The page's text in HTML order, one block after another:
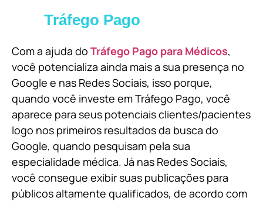
Tráfego Pago
Com a ajuda do Tráfego Pago para Médicos,
você potencializa ainda mais a sua presença no
Google e nas Redes Sociais, isso porque,
quando você investe em Tráfego Pago, você
aparece para seus potenciais clientes/pacientes
logo nos primeiros resultados da busca do
Google, quando pesquisam pela sua
especialidade médica. Já nas Redes Sociais,
você consegue exibir suas publicações para
públicos altamente qualificados, de acordo com